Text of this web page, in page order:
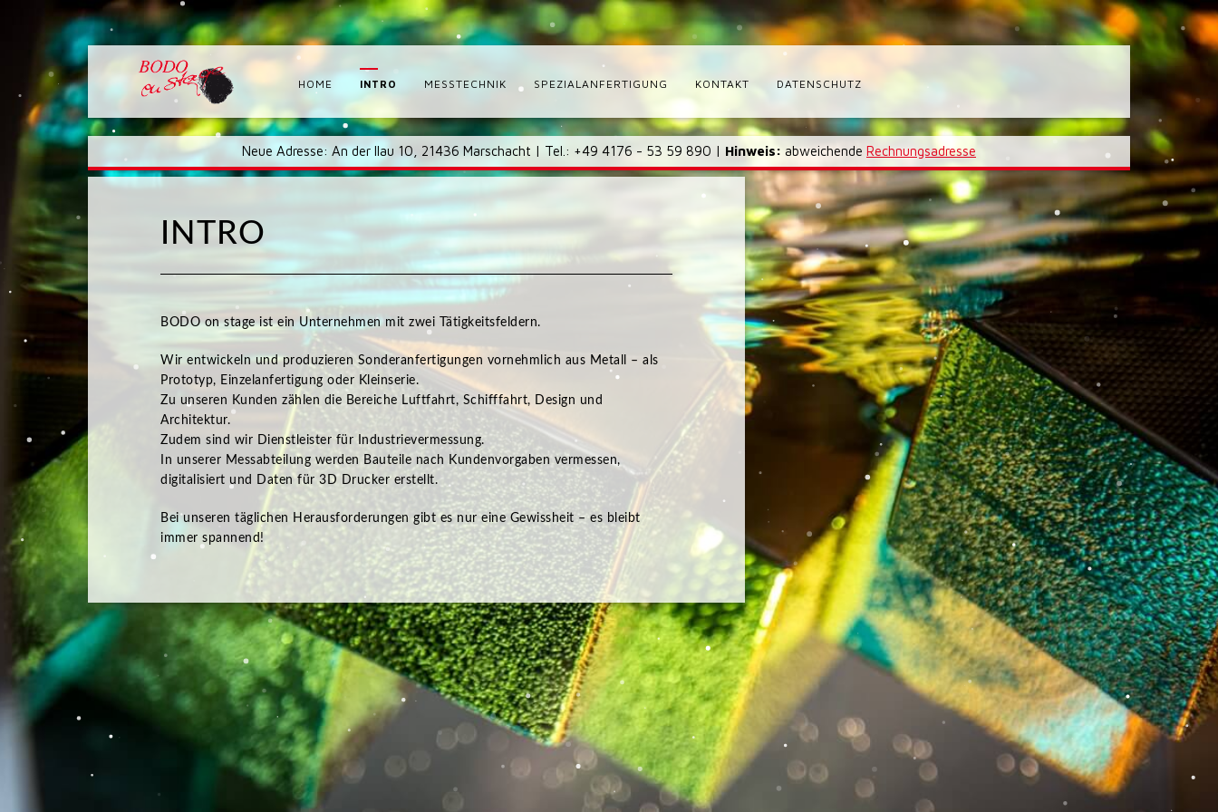
HOME INTRO MESSTECHNIK SPEZIALANFERTIGUNG KONTAKT DATENSCHUTZ
Neue Adresse: An der Ilau 10, 21436 Marschacht | Tel.: +49 4176 - 53 59 890 | Hinweis: abweichende Rechnungsadresse
INTRO
BODO on stage ist ein Unternehmen mit zwei Tätigkeitsfeldern.
Wir entwickeln und produzieren Sonderanfertigungen vornehmlich aus Metall – als
Prototyp, Einzelanfertigung oder Kleinserie.
Zu unseren Kunden zählen die Bereiche Luftfahrt, Schifffahrt, Design und
Architektur.
Zudem sind wir Dienstleister für Industrievermessung.
In unserer Messabteilung werden Bauteile nach Kundenvorgaben vermessen,
digitalisiert und Daten für 3D Drucker erstellt.
Bei unseren täglichen Herausforderungen gibt es nur eine Gewissheit – es bleibt
immer spannend!